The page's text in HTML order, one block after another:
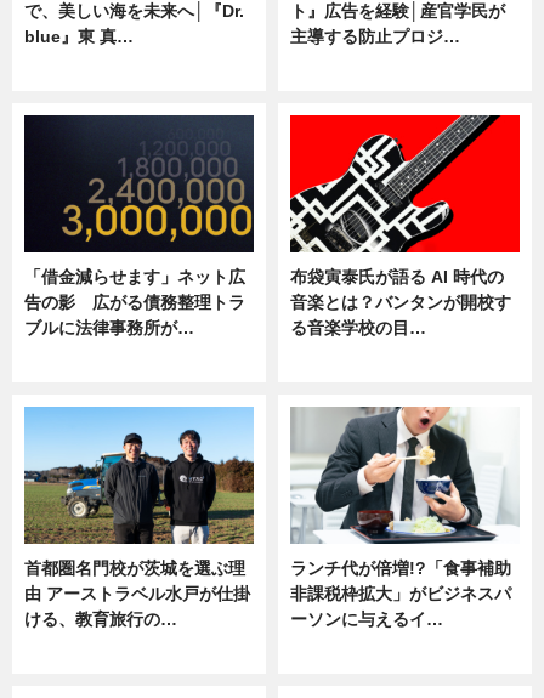
で、美しい海を未来へ│『Dr.
blue』東 真…
ト』広告を経験│産官学民が
主導する防止プロジ…
「借金減らせます」ネット広
告の影 広がる債務整理トラ
ブルに法律事務所が…
布袋寅泰氏が語る AI 時代の
音楽とは？バンタンが開校す
る音楽学校の目…
首都圏名門校が茨城を選ぶ理
由 アーストラベル水戸が仕掛
ける、教育旅行の…
ランチ代が倍増!?「食事補助
非課税枠拡大」がビジネスパ
ーソンに与えるイ…